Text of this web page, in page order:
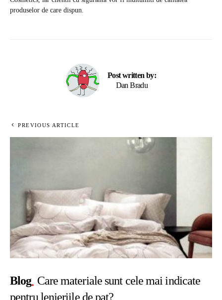
produselor de care dispun.
Post written by:
Dan Bradu
PREVIOUS ARTICLE
Blog Care materiale sunt cele mai indicate
pentru lenjeriile de pat?